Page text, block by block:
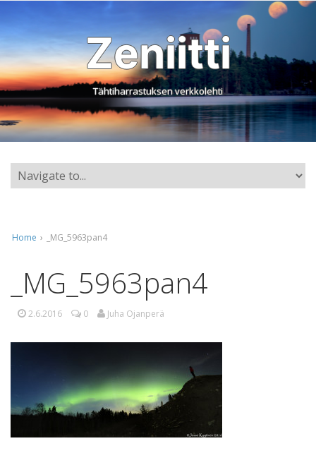
Zeniitti
Tähtiharrastuksen verkkolehti
Home › _MG_5963pan4
_MG_5963pan4
2.6.2016 0 Juha Ojanperä